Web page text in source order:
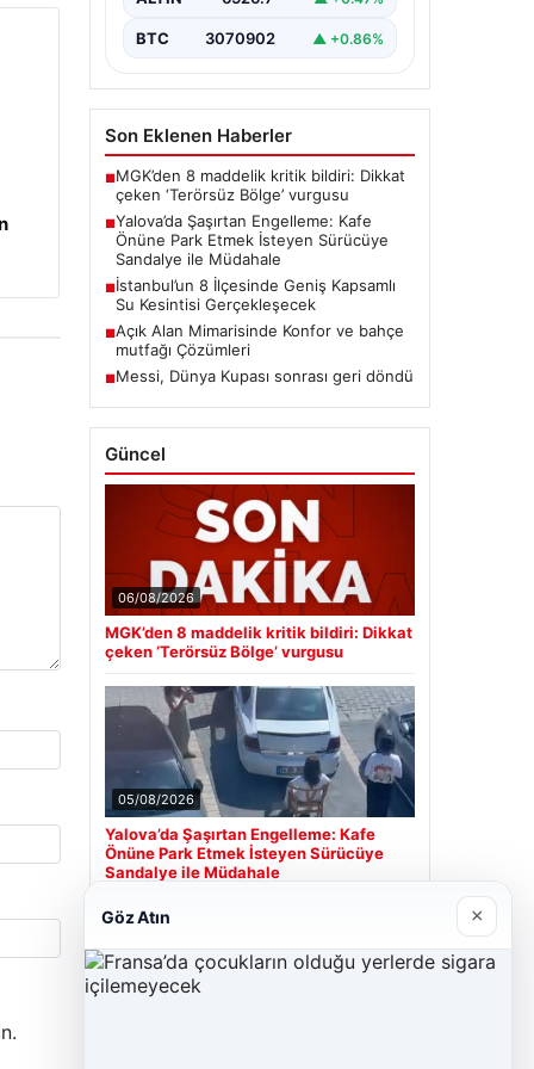
BTC 3070902 ▲ +0.86%
Son Eklenen Haberler
■MGK’den 8 maddelik kritik bildiri: Dikkat
çeken ‘Terörsüz Bölge’ vurgusu
■Yalova’da Şaşırtan Engelleme: Kafe
Önüne Park Etmek İsteyen Sürücüye
Sandalye ile Müdahale
■İstanbul’un 8 İlçesinde Geniş Kapsamlı
Su Kesintisi Gerçekleşecek
■Açık Alan Mimarisinde Konfor ve bahçe
mutfağı Çözümleri
■Messi, Dünya Kupası sonrası geri döndü
Güncel
06/08/2026
MGK’den 8 maddelik kritik bildiri: Dikkat
çeken ‘Terörsüz Bölge’ vurgusu
05/08/2026
Yalova’da Şaşırtan Engelleme: Kafe
Önüne Park Etmek İsteyen Sürücüye
Sandalye ile Müdahale
Son Eklenen Firmalar
Göz Atın ×